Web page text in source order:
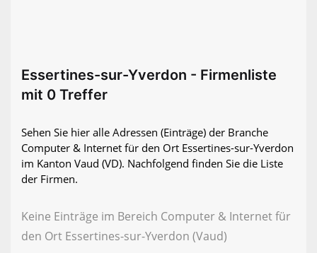
Essertines-sur-Yverdon - Firmenliste
mit 0 Treffer
Sehen Sie hier alle Adressen (Einträge) der Branche
Computer & Internet für den Ort Essertines-sur-Yverdon
im Kanton Vaud (VD). Nachfolgend finden Sie die Liste
der Firmen.
Keine Einträge im Bereich Computer & Internet für
den Ort Essertines-sur-Yverdon (Vaud)